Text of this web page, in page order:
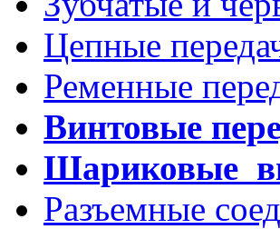
Цепные
Ременные
Винтовые
Шариковые
Разъемные